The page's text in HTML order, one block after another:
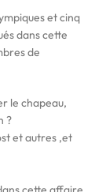
et cinq
dans cette
de
le chapeau,
?
et autres ,et